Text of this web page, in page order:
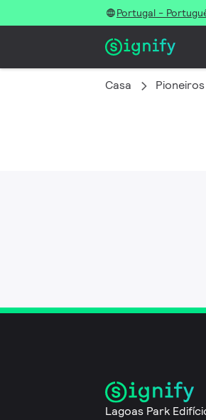
Portugal -
Casa
Lagoas Park